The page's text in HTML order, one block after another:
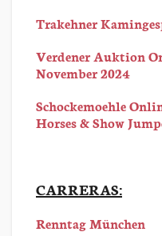
Trakehner
Verdener Auktion
November 2024
Schockemoehle
Horses & Show
CARRERAS:
Renntag München